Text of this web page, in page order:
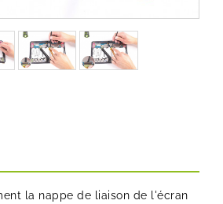
la nappe de liaison de l'écran